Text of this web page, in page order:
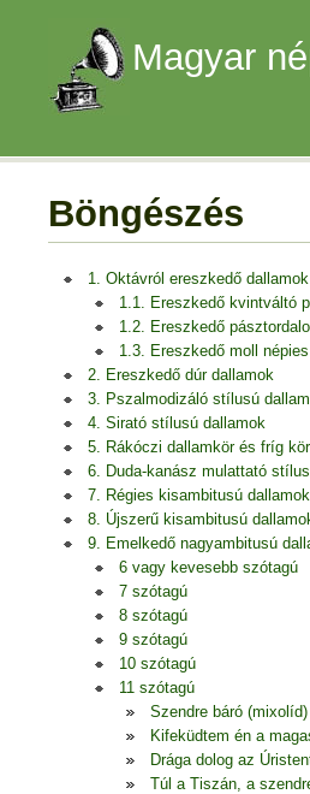
Magyar
Böngészés
1. Oktávról ereszkedő dallamok
1.1. Ereszkedő kvintváltó
1.2. Ereszkedő
1.3. Ereszkedő moll
2. Ereszkedő dúr dallamok
3. Pszalmodizáló stílusú
4. Sirató stílusú dallamok
5. Rákóczi dallamkör és fríg
6. Duda-kanász mulattató stílus
7. Régies kisambitusú dallamok
8. Újszerű kisambitusú
9. Emelkedő nagyambitusú
6 vagy kevesebb szótagú
7 szótagú
8 szótagú
9 szótagú
10 szótagú
11 szótagú
Szendre báró (mixolíd)
Kifeküdtem én a
Drága dolog az
Túl a Tiszán, a